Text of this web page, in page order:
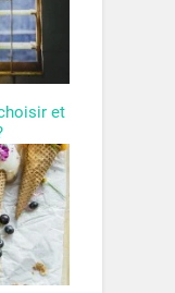
et